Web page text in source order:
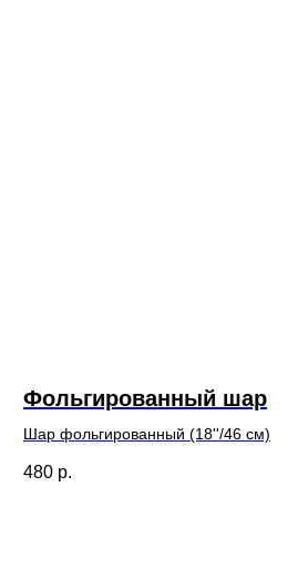
Фольгированный шар
Шар фольгированный (18''/46 см)
480 р.